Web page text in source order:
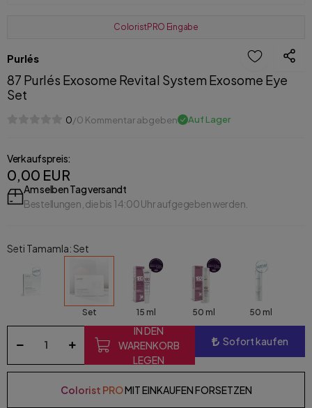
ColoristPRO Eingabe
Purlés
87 Purlés Exosome Revital System Exosome Eye
Set
0/0 Kommentar abgeben Auf Lager
Verkaufspreis:
0,00 EUR
Am selben Tag versandt
Bestellungen, die bis 14:00 Uhr aufgegeben werden.
Seti Tamamla: Set
Set 15 ml 50 ml 50 ml
IN DEN
WARENKORB
LEGEN
Sofort kaufen
Colorist PROMIT EINKAUFEN FORSETZEN